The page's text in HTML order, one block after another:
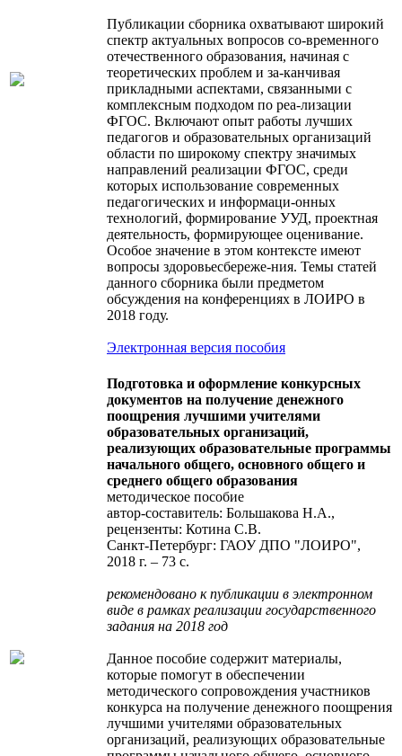
Публикации сборника охватывают широкий
спектр актуальных вопросов со-временного
отечественного образования, начиная с
теоретических проблем и за-канчивая
прикладными аспектами, связанными с
комплексным подходом по реа-лизации
ФГОС. Включают опыт работы лучших
педагогов и образовательных организаций
области по широкому спектру значимых
направлений реализации ФГОС, среди
которых использование современных
педагогических и информаци-онных
технологий, формирование УУД, проектная
деятельность, формирующее оценивание.
Особое значение в этом контексте имеют
вопросы здоровьесбереже-ния. Темы статей
данного сборника были предметом
обсуждения на конференциях в ЛОИРО в
2018 году.
Электронная версия пособия
Подготовка и оформление конкурсных
документов на получение денежного
поощрения лучшими учителями
образовательных организаций,
реализующих образовательные программы
начального общего, основного общего и
среднего общего образования
методическое пособие
автор-составитель: Большакова Н.А.,
рецензенты: Котина С.В.
Санкт-Петербург: ГАОУ ДПО "ЛОИРО",
2018 г. – 73 с.
рекомендовано к публикации в электронном
виде в рамках реализации государственного
задания на 2018 год
Данное пособие содержит материалы,
которые помогут в обеспечении
методического сопровождения участников
конкурса на получение денежного поощрения
лучшими учителями образовательных
организаций, реализующих образовательные